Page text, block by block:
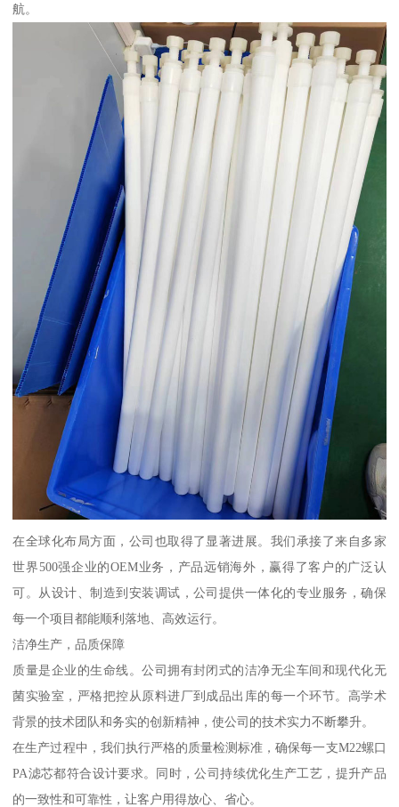
航。
在全球化布局方面，公司也取得了显著进展。我们承接了来自多家
世界500强企业的OEM业务，产品远销海外，赢得了客户的广泛认
可。从设计、制造到安装调试，公司提供一体化的专业服务，确保
每一个项目都能顺利落地、高效运行。
洁净生产，品质保障
质量是企业的生命线。公司拥有封闭式的洁净无尘车间和现代化无
菌实验室，严格把控从原料进厂到成品出库的每一个环节。高学术
背景的技术团队和务实的创新精神，使公司的技术实力不断攀升。
在生产过程中，我们执行严格的质量检测标准，确保每一支M22螺口
PA滤芯都符合设计要求。同时，公司持续优化生产工艺，提升产品
的一致性和可靠性，让客户用得放心、省心。